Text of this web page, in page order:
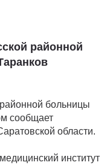
районной
больницы
сообщает
области.
институт